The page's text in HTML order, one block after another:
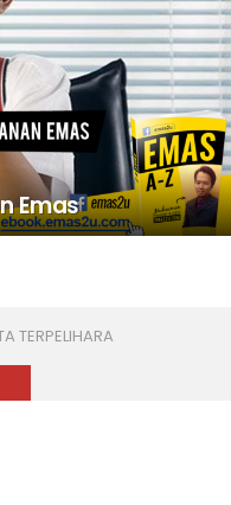
Emas
TERPELIHARA